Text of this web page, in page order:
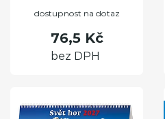
dostupnost na dotaz
76,5 Kč
bez DPH